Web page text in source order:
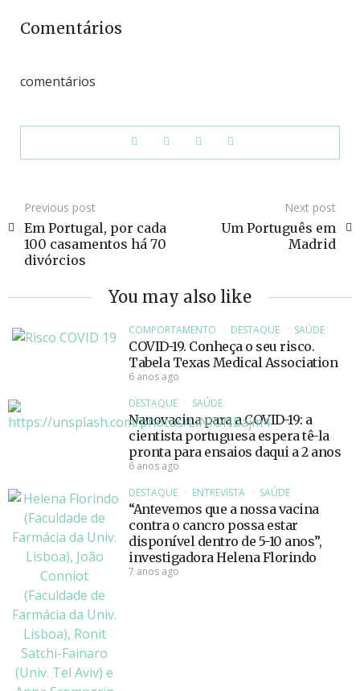
Comentários
comentários
Previous post
Em Portugal, por cada
100 casamentos há 70
divórcios
Next post
Um Português em
Madrid
You may also like
COMPORTAMENTO DESTAQUE SAÚDE
COVID-19. Conheça o seu risco.
Tabela Texas Medical Association
6 anos ago
DESTAQUE
SAÚDE
Nanovacina para a COVID-19: a
cientista portuguesa espera tê-la
pronta para ensaios daqui a 2 anos
6 anos ago
DESTAQUE
ENTREVISTA SAÚDE
“Antevemos que a nossa vacina
contra o cancro possa estar
disponível dentro de 5-10 anos”,
investigadora Helena Florindo
7 anos ago